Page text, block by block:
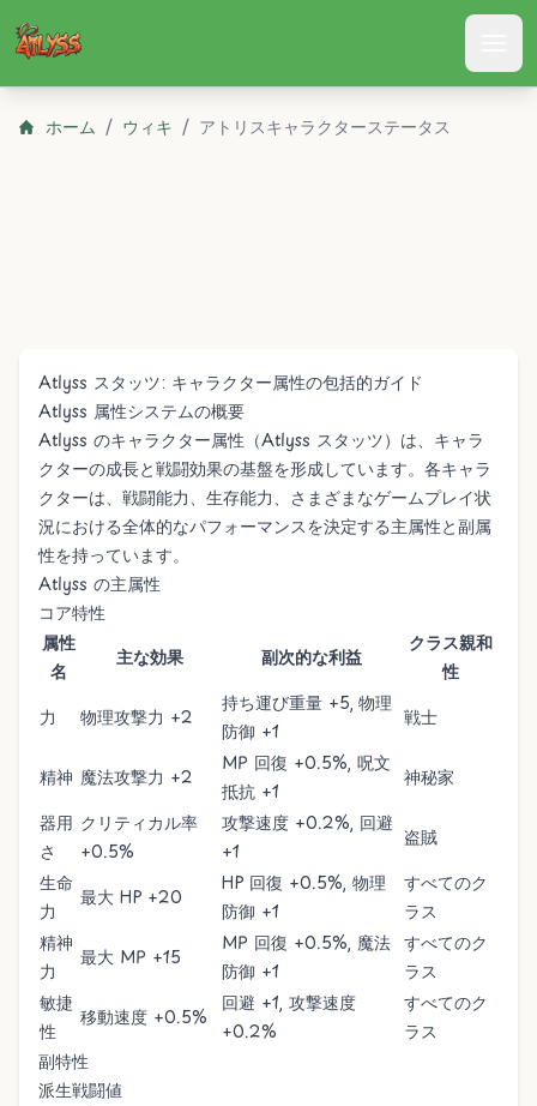
Atlyss
ホーム / ウィキ / アトリスキャラクターステータス
Atlyss スタッツ: キャラクター属性の包括的ガイド
Atlyss 属性システムの概要
Atlyss のキャラクター属性（Atlyss スタッツ）は、キャラ
クターの成長と戦闘効果の基盤を形成しています。各キャラ
クターは、戦闘能力、生存能力、さまざまなゲームプレイ状
況における全体的なパフォーマンスを決定する主属性と副属
性を持っています。
Atlyss の主属性
コア特性
属性
名
主な効果 副次的な利益
クラス親和
性
力
物理攻撃力 +2
持ち運び重量 +5, 物理
防御 +1
戦士
精神 魔法攻撃力 +2
MP 回復 +0.5%, 呪文
抵抗 +1
神秘家
器用
さ
クリティカル率
+0.5%
攻撃速度 +0.2%, 回避
+1
盗賊
生命
力
最大 HP +20
HP 回復 +0.5%, 物理
防御 +1
すべてのク
ラス
精神
力
最大 MP +15
MP 回復 +0.5%, 魔法
防御 +1
すべてのク
ラス
敏捷
性
移動速度 +0.5%
回避 +1, 攻撃速度
+0.2%
すべてのク
ラス
副特性
派生戦闘値